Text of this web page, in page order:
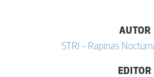
AUTOR
STRI - Rapinas
EDITOR